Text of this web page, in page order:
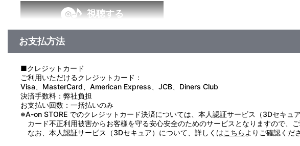
視聴する
お支払方法
■クレジットカード
ご利用いただけるクレジットカード：
Visa、MasterCard、American Express、JCB、Diners Club
決済手数料：弊社負担
お支払い回数：一括払いのみ
※A-on STORE でのクレジットカード決済については、本人認証サービス（3Dセキ
カード不正利用被害からお客様を守る安心安全のためのサービスとなりますので、
なお、本人認証サービス（3Dセキュア）について、詳しくはこちら よりご確認くだ